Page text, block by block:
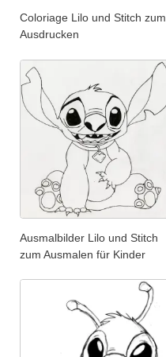
Coloriage Lilo und Stitch zum
Ausdrucken
Ausmalbilder Lilo und Stitch
zum Ausmalen für Kinder